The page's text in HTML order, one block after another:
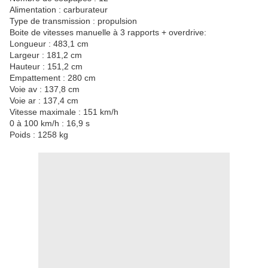
Alimentation : carburateur
Type de transmission : propulsion
Boite de vitesses manuelle à 3 rapports + overdrive:
Longueur : 483,1 cm
Largeur : 181,2 cm
Hauteur : 151,2 cm
Empattement : 280 cm
Voie av : 137,8 cm
Voie ar : 137,4 cm
Vitesse maximale : 151 km/h
0 à 100 km/h : 16,9 s
Poids : 1258 kg